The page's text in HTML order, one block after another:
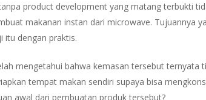
product development yang matang terbukti
makanan instan dari microwave. Tujuannya
itu dengan praktis.
mengetahui bahwa kemasan tersebut ternyata
tempat makan sendiri supaya bisa
awal dari pembuatan produk tersebut?